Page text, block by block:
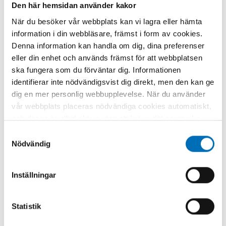
Den här hemsidan använder kakor
När du besöker vår webbplats kan vi lagra eller hämta
information i din webbläsare, främst i form av cookies.
Denna information kan handla om dig, dina preferenser
eller din enhet och används främst för att webbplatsen
ska fungera som du förväntar dig. Informationen
identifierar inte nödvändigsvist dig direkt, men den kan ge
dig en mer personlig webbupplevelse. När du använder
vår webbplats placeras nödvändiga cookies automatiskt,
och dessa är alltid aktiva utan att kräva ditt samtycke.
använda webbplatsen och dess funktioner. Vi respekterar
din integritet, och du kan välja vilka ytterligare cookies
oklassificerade) du vill acceptera. Klicka på de olika
dina inställningar för cookies. Observera att blockering
av cookies kan påverka din upplevelse av webbplatsen
Nödvändig
Inställningar
Statistik